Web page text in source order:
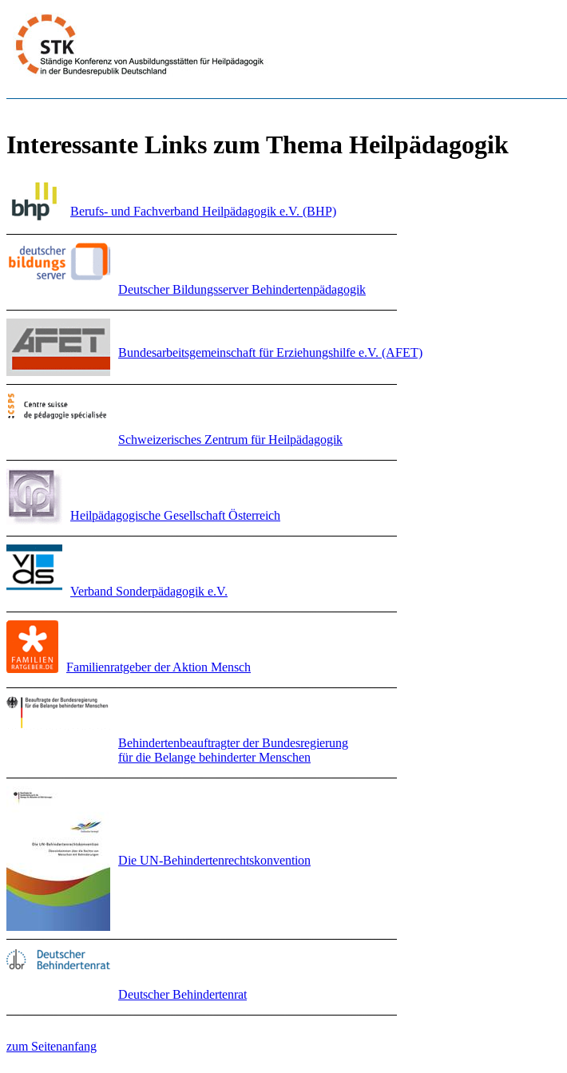
Interessante Links zum Thema Heilpädagogik
Berufs- und Fachverband Heilpädagogik e.V. (BHP)
Deutscher Bildungsserver Behindertenpädagogik
Bundesarbeitsgemeinschaft für Erziehungshilfe e.V. (AFET)
Schweizerisches Zentrum für Heilpädagogik
Heilpädagogische Gesellschaft Österreich
Verband Sonderpädagogik e.V.
Familienratgeber der Aktion Mensch
Behindertenbeauftragter der Bundesregierung
für die Belange behinderter Menschen
Die UN-Behindertenrechtskonvention
Deutscher Behindertenrat
zum Seitenanfang